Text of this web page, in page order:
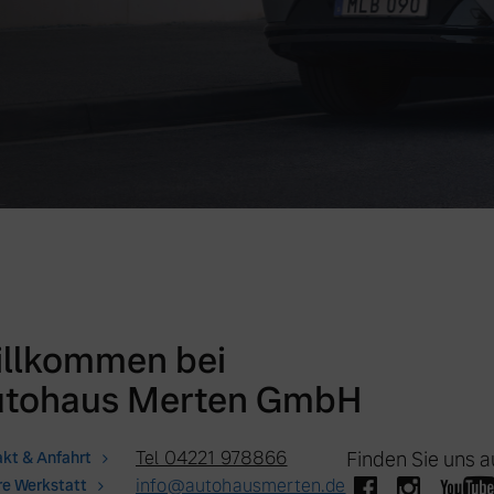
bei
Merten GmbH
& Anfahrt
Werkstatt
Tel 04221 978866
info@autohausmerten.de
Finden Sie uns